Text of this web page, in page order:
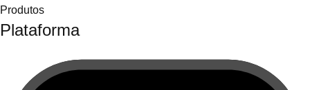
Produtos
Plataforma